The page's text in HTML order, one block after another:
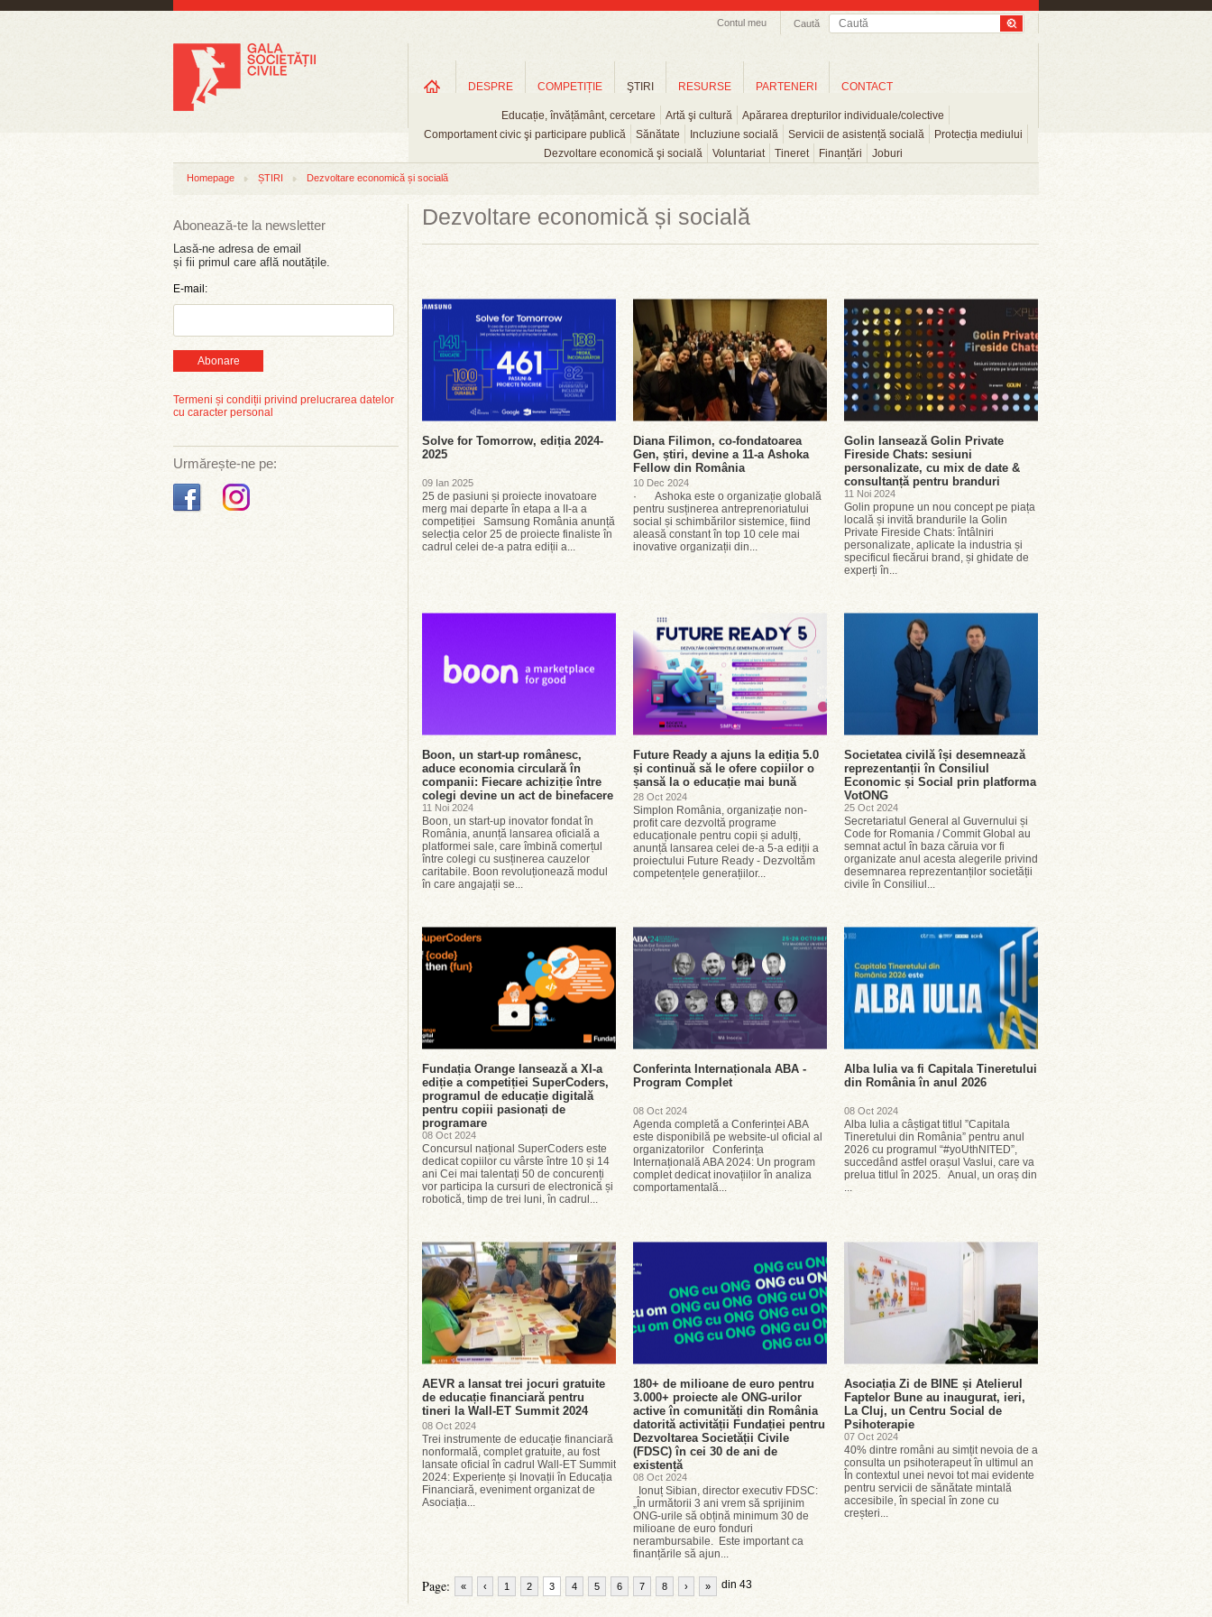
Caută
Contul meu
DESPRE COMPETIȚIE ŞTIRI
Educație, învățământ, cercetare Artă şi cultură
Apărarea drepturilor individuale/colective
Comportament civic şi participare publică
Sănătate Incluziune socială Servicii de asistență socială
Protecția mediului
Dezvoltare economică şi socială
Voluntariat Tineret Finanțări Joburi
RESURSE PARTENERI CONTACT
Homepage ȘTIRI Dezvoltare economică și socială
Abonează-te la newsletter
Lasă-ne adresa de email
și fii primul care află noutățile.
E-mail:
Abonare
Termeni și condiții privind prelucrarea datelor
cu caracter personal
Urmărește-ne pe:
Dezvoltare economică și socială
Solve for Tomorrow, ediția 2024-
2025
09 Ian 2025
25 de pasiuni și proiecte inovatoare
merg mai departe în etapa a II-a a
competiției Samsung România anunță
selecția celor 25 de proiecte finaliste în
cadrul celei de-a patra ediții a...
Diana Filimon, co-fondatoarea
Gen, știri, devine a 11-a Ashoka
Fellow din România
10 Dec 2024
· Ashoka este o organizație globală
pentru susținerea antreprenoriatului
social și schimbărilor sistemice, fiind
aleasă constant în top 10 cele mai
inovative organizații din...
Golin lansează Golin Private
Fireside Chats: sesiuni
personalizate, cu mix de date &
consultanță pentru branduri
11 Noi 2024
Golin propune un nou concept pe piața
locală și invită brandurile la Golin
Private Fireside Chats: întâlniri
personalizate, aplicate la industria și
specificul fiecărui brand, și ghidate de
experți în...
Boon, un start-up românesc,
aduce economia circulară în
companii: Fiecare achiziție între
colegi devine un act de binefacere
11 Noi 2024
Boon, un start-up inovator fondat în
România, anunță lansarea oficială a
platformei sale, care îmbină comerțul
între colegi cu susținerea cauzelor
caritabile. Boon revoluționează modul
în care angajații se...
Future Ready a ajuns la ediția 5.0
și continuă să le ofere copiilor o
șansă la o educație mai bună
28 Oct 2024
Simplon România, organizație non-
profit care dezvoltă programe
educaționale pentru copii și adulți,
anunță lansarea celei de-a 5-a ediții a
proiectului Future Ready - Dezvoltăm
competențele generațiilor...
Societatea civilă își desemnează
reprezentanții în Consiliul
Economic și Social prin platforma
VotONG
25 Oct 2024
Secretariatul General al Guvernului și
Code for Romania / Commit Global au
semnat actul în baza căruia vor fi
organizate anul acesta alegerile privind
desemnarea reprezentanților societății
civile în Consiliul...
Fundația Orange lansează a XI-a
ediție a competiției SuperCoders,
programul de educație digitală
pentru copiii pasionați de
programare
08 Oct 2024
Concursul național SuperCoders este
dedicat copiilor cu vârste între 10 și 14
ani Cei mai talentați 50 de concurenți
vor participa la cursuri de electronică și
robotică, timp de trei luni, în cadrul...
Conferinta Internaționala ABA -
Program Complet
08 Oct 2024
Agenda completă a Conferinței ABA
este disponibilă pe website-ul oficial al
organizatorilor Conferința
Internațională ABA 2024: Un program
complet dedicat inovațiilor în analiza
comportamentală...
Alba Iulia va fi Capitala Tineretului
din România în anul 2026
08 Oct 2024
Alba Iulia a câștigat titlul ”Capitala
Tineretului din România” pentru anul
2026 cu programul “#yoUthNITED”,
succedând astfel orașul Vaslui, care va
prelua titlul în 2025. Anual, un oraș din
...
AEVR a lansat trei jocuri gratuite
de educație financiară pentru
tineri la Wall-ET Summit 2024
08 Oct 2024
Trei instrumente de educație financiară
nonformală, complet gratuite, au fost
lansate oficial în cadrul Wall-ET Summit
2024: Experiențe și Inovații în Educația
Financiară, eveniment organizat de
Asociația...
180+ de milioane de euro pentru
3.000+ proiecte ale ONG-urilor
active în comunități din România
datorită activității Fundației pentru
Dezvoltarea Societății Civile
(FDSC) în cei 30 de ani de
existență
08 Oct 2024
Ionuț Sibian, director executiv FDSC:
„În următorii 3 ani vrem să sprijinim
ONG-urile să obțină minimum 30 de
milioane de euro fonduri
nerambursabile. Este important ca
finanțările să ajun...
Asociația Zi de BINE și Atelierul
Faptelor Bune au inaugurat, ieri,
La Cluj, un Centru Social de
Psihoterapie
07 Oct 2024
40% dintre români au simțit nevoia de a
consulta un psihoterapeut în ultimul an
În contextul unei nevoi tot mai evidente
pentru servicii de sănătate mintală
accesibile, în special în zone cu
creșteri...
Page: « ‹ 1 2 3 4 5 6 7 8 din 43
› »